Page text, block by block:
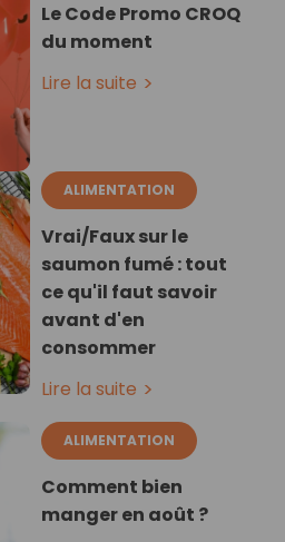
Le Code Promo CROQ
du moment
Lire la suite
ALIMENTATION
Vrai/Faux sur le
saumon fumé : tout
ce qu'il faut savoir
avant d'en
consommer
Lire la suite
ALIMENTATION
Comment bien
manger en août ?